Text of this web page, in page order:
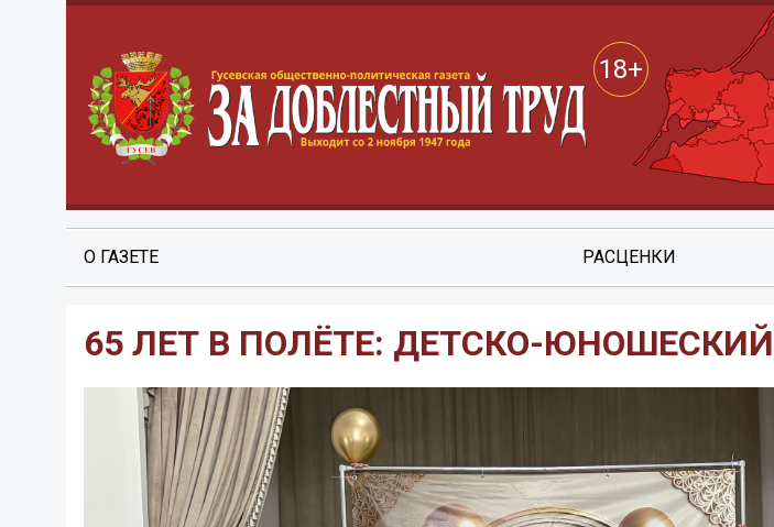
18+
О ГАЗЕТЕ РАСЦЕНКИ
65 ЛЕТ В ПОЛЁТЕ: ДЕТСКО-